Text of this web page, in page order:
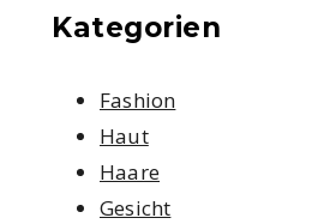
Kategorien
Fashion
Haut
Haare
Gesicht